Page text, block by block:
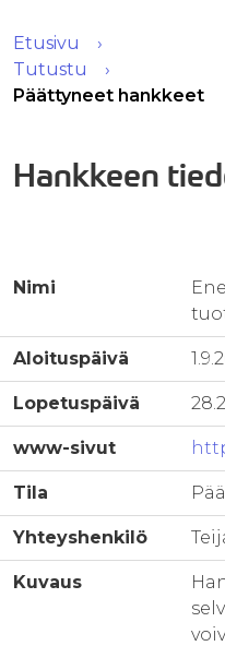
Etusivu
Tutustu
Päättyneet hankkeet
Hankkeen
Nimi
Aloituspäivä
Lopetuspäivä
www-sivut
Tila
Yhteyshenkilö
Kuvaus